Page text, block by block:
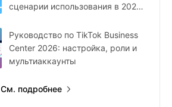
сценарии использования в 2026
Руководство по TikTok Business
Center 2026: настройка, роли и
мультиаккаунты
См. подробнее